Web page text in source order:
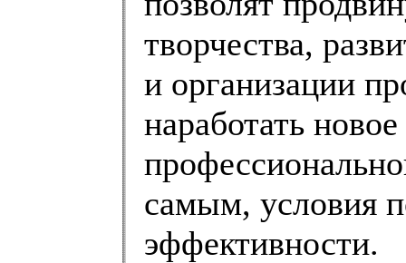
творчества,
и организации
наработать
самым, условия
эффективности.